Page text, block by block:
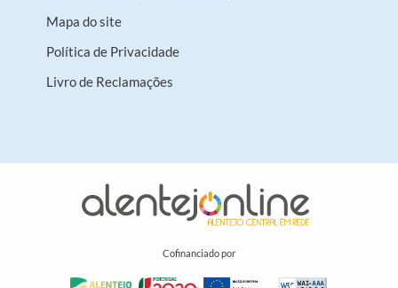
Mapa do site
Política de Privacidade
Livro de Reclamações
Cofinanciado por